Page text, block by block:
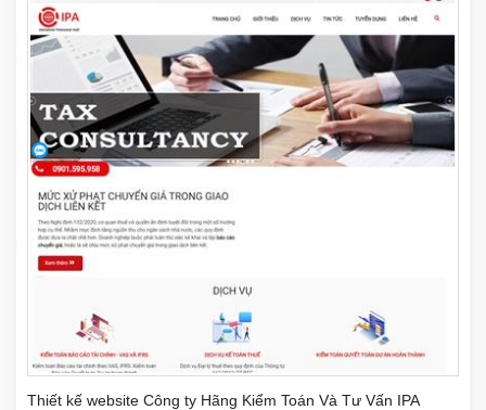
Thiết kế website Công ty Hãng Kiểm Toán Và Tư Vấn IPA